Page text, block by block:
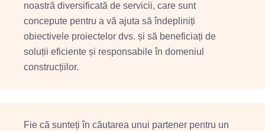
noastră diversificată de servicii, care sunt
concepute pentru a vă ajuta să îndepliniți
obiectivele proiectelor dvs. și să beneficiați de
soluții eficiente și responsabile în domeniul
construcțiilor.
Fie că sunteți în căutarea unui partener pentru un